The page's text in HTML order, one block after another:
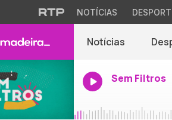
NOTÍCIAS
Notícias
Sem Filtros